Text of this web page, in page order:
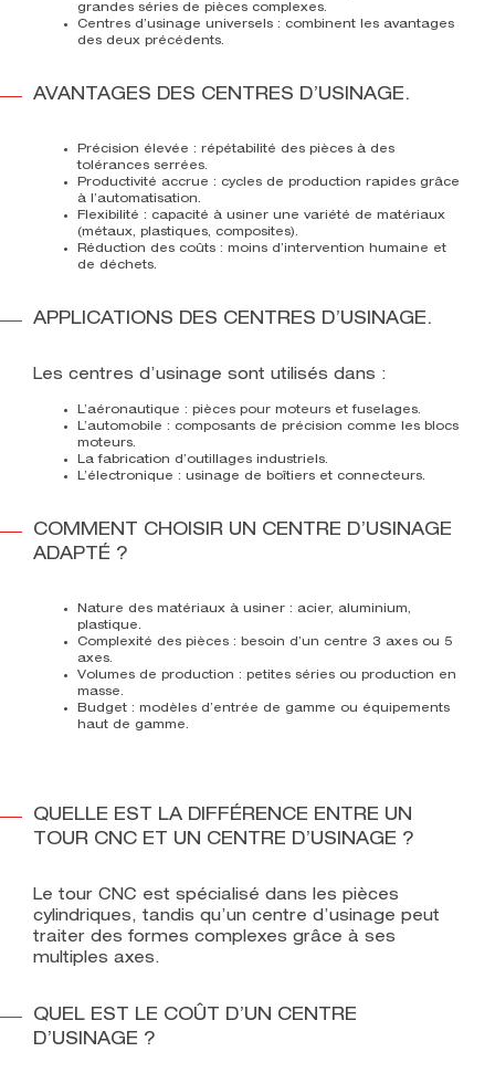
grandes séries de pièces complexes.
Centres d’usinage universels : combinent les avantages
des deux précédents.
AVANTAGES DES CENTRES D’USINAGE.
Précision élevée : répétabilité des pièces à des
tolérances serrées.
Productivité accrue : cycles de production rapides grâce
à l’automatisation.
Flexibilité : capacité à usiner une variété de matériaux
(métaux, plastiques, composites).
Réduction des coûts : moins d’intervention humaine et
de déchets.
APPLICATIONS DES CENTRES D’USINAGE.
Les centres d’usinage sont utilisés dans :
L’aéronautique : pièces pour moteurs et fuselages.
L’automobile : composants de précision comme les blocs
moteurs.
La fabrication d’outillages industriels.
L’électronique : usinage de boîtiers et connecteurs.
COMMENT CHOISIR UN CENTRE D’USINAGE
ADAPTÉ ?
Nature des matériaux à usiner : acier, aluminium,
plastique.
Complexité des pièces : besoin d’un centre 3 axes ou 5
axes.
Volumes de production : petites séries ou production en
masse.
Budget : modèles d’entrée de gamme ou équipements
haut de gamme.
QUELLE EST LA DIFFÉRENCE ENTRE UN
TOUR CNC ET UN CENTRE D’USINAGE ?
Le tour CNC est spécialisé dans les pièces
cylindriques, tandis qu’un centre d’usinage peut
traiter des formes complexes grâce à ses
multiples axes.
QUEL EST LE COÛT D’UN CENTRE
D’USINAGE ?